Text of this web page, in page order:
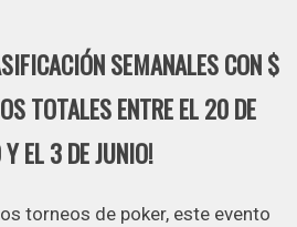
SEMANALES CON $
TOTALES ENTRE EL 20 DE
EL 3 DE JUNIO!
torneos de poker, este evento